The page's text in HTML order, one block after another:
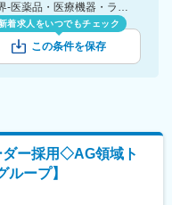
[勤務地]秋田県 [業種]医薬品メーカー業界-医薬品・医療機器・ライフサイエンス・医療系サービス [詳細条件](募集・採用情報)採用人数5名以上
着求人をいつでもチェック
この条件を保存
ー採用◇AG領域ト
ープ】